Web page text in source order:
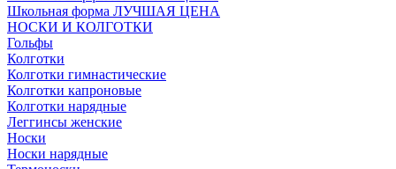
Школьная форма ЛУЧШАЯ ЦЕНА
НОСКИ И КОЛГОТКИ
Гольфы
Колготки
Колготки гимнастические
Колготки капроновые
Колготки нарядные
Леггинсы женские
Носки
Носки нарядные